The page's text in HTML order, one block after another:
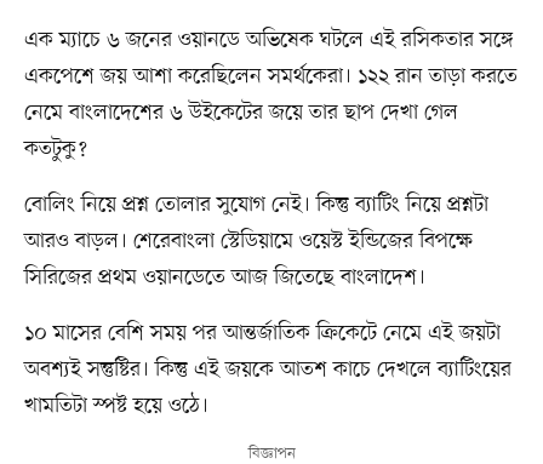
এক ম্যাচে ৬ জনের ওয়ানডে অভিষেক ঘটলে এই রসিকতার সঙ্গে
একপেশে জয় আশা করেছিলেন সমর্থকেরা। ১২২ রান তাড়া করতে
নেমে বাংলাদেশের ৬ উইকেটের জয়ে তার ছাপ দেখা গেল
কতটুকু?
বোলিং নিয়ে প্রশ্ন তোলার সুযোগ নেই। কিন্তু ব্যাটিং নিয়ে প্রশ্নটা
আরও বাড়ল। শেরেবাংলা স্টেডিয়ামে ওয়েস্ট ইন্ডিজের বিপক্ষে
সিরিজের প্রথম ওয়ানডেতে আজ জিতেছে বাংলাদেশ।
১০ মাসের বেশি সময় পর আন্তর্জাতিক ক্রিকেটে নেমে এই জয়টা
অবশ্যই সন্তুষ্টির। কিন্তু এই জয়কে আতশ কাচে দেখলে ব্যাটিংয়ের
খামতিটা স্পষ্ট হয়ে ওঠে।